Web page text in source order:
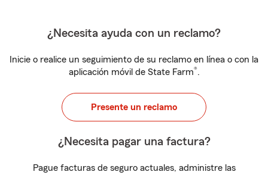
¿Necesita ayuda con un reclamo?
Inicie o realice un seguimiento de su reclamo en línea o con la
aplicación móvil de State Farm®.
Presente un reclamo
¿Necesita pagar una factura?
Pague facturas de seguro actuales, administre las